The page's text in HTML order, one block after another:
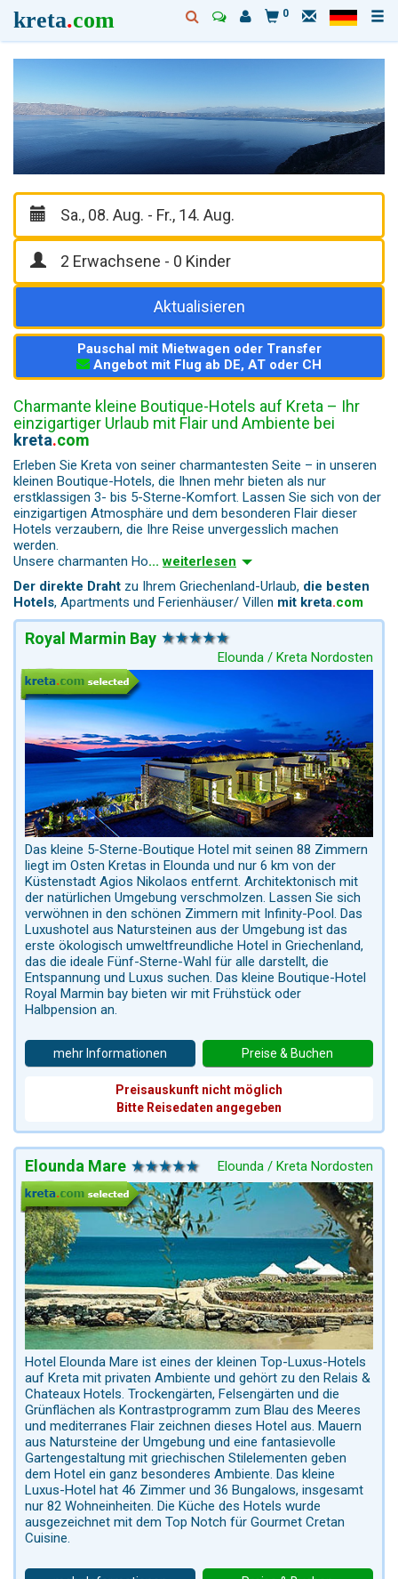
kreta.com 0
Aktualisieren
Pauschal mit Mietwagen oder Transfer
Angebot mit Flug ab DE, AT oder CH
Charmante kleine Boutique-Hotels auf Kreta – Ihr
einzigartiger Urlaub mit Flair und Ambiente bei
kreta.com
Erleben Sie Kreta von seiner charmantesten Seite – in unseren
kleinen Boutique-Hotels, die Ihnen mehr bieten als nur
erstklassigen 3- bis 5-Sterne-Komfort. Lassen Sie sich von der
einzigartigen Atmosphäre und dem besonderen Flair dieser
Hotels verzaubern, die Ihre Reise unvergesslich machen
werden.
Unsere charmanten Ho...weiterlesen
Der direkte Draht zu Ihrem Griechenland-Urlaub, die besten
Hotels, Apartments und Ferienhäuser/ Villen mit kreta.com
Royal Marmin Bay
Elounda / Kreta Nordosten
Das kleine 5-Sterne-Boutique Hotel mit seinen 88 Zimmern
liegt im Osten Kretas in Elounda und nur 6 km von der
Küstenstadt Agios Nikolaos entfernt. Architektonisch mit
der natürlichen Umgebung verschmolzen. Lassen Sie sich
verwöhnen in den schönen Zimmern mit Infinity-Pool. Das
Luxushotel aus Natursteinen aus der Umgebung ist das
erste ökologisch umweltfreundliche Hotel in Griechenland,
das die ideale Fünf-Sterne-Wahl für alle darstellt, die
Entspannung und Luxus suchen. Das kleine Boutique-Hotel
Royal Marmin bay bieten wir mit Frühstück oder
Halbpension an.
mehr Informationen
Preisauskunft nicht möglich
Bitte Reisedaten angegeben
Preise & Buchen
Elounda Mare Elounda / Kreta Nordosten
Hotel Elounda Mare ist eines der kleinen Top-Luxus-Hotels
auf Kreta mit privaten Ambiente und gehört zu den Relais &
Chateaux Hotels. Trockengärten, Felsengärten und die
Grünflächen als Kontrastprogramm zum Blau des Meeres
und mediterranes Flair zeichnen dieses Hotel aus. Mauern
aus Natursteine der Umgebung und eine fantasievolle
Gartengestaltung mit griechischen Stilelementen geben
dem Hotel ein ganz besonderes Ambiente. Das kleine
Luxus-Hotel hat 46 Zimmer und 36 Bungalows, insgesamt
nur 82 Wohneinheiten. Die Küche des Hotels wurde
ausgezeichnet mit dem Top Notch für Gourmet Cretan
Cuisine.